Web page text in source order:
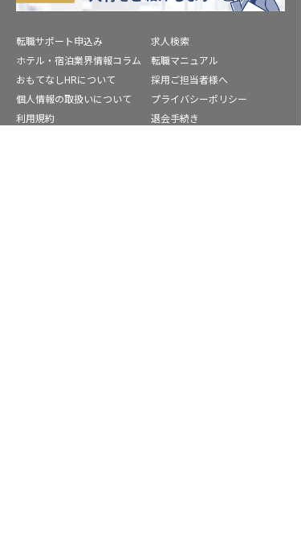
転職サポート申込み
求人検索
ホテル・宿泊業界情報コラム
転職マニュアル
おもてなしHRについて
採用ご担当者様へ
個人情報の取扱いについて
プライバシーポリシー
利用規約
退会手続き